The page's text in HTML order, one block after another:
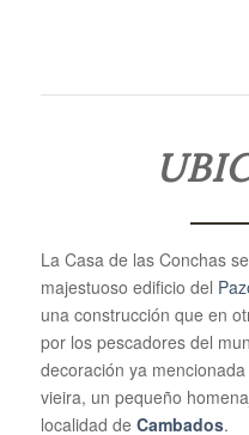
La Casa de las Conchas
majestuoso edificio del
una construcción que en
por los pescadores del
decoración ya
vieira, un pequeño
localidad de Cambados.